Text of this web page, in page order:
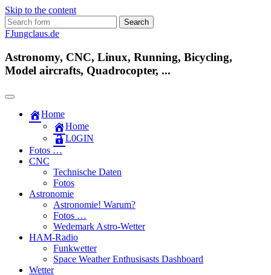
Skip to the content
Search
for:
FJungclaus.de
Astronomy, CNC, Linux, Running, Bicycling,
Model aircrafts, Quadrocopter, ...
Home
Home
L​0​​GIN
Fotos …
CNC
Technische Daten
Fotos
Astronomie
Astronomie! Warum?
Fotos …
Wedemark Astro-Wetter
HAM-Radio
Funkwetter
Space Weather Enthusisasts Dashboard
Wetter